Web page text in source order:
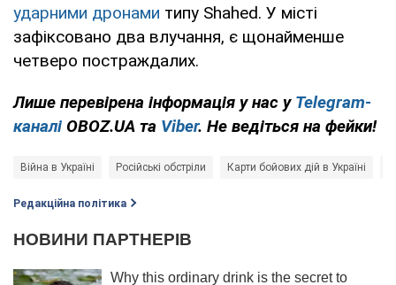
ударними дронами типу Shahed. У місті
зафіксовано два влучання, є щонайменше
четверо постраждалих.
Лише перевірена інформація у нас у Telegram-
каналі OBOZ.UA та Viber. Не ведіться на фейки!
Війна в Україні Російські обстріли Карти бойових дій в Україні
Редакційна політика